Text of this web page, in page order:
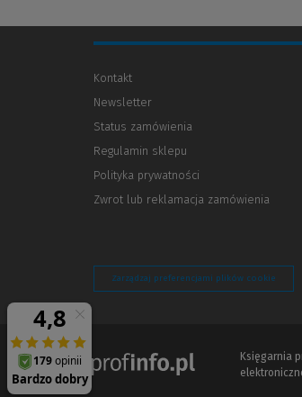
Kontakt
Newsletter
Status zamówienia
Regulamin sklepu
Polityka prywatności
innej
Zwrot lub reklamacja zamówienia
Zarządzaj preferencjami plików cookie
Księgarnia